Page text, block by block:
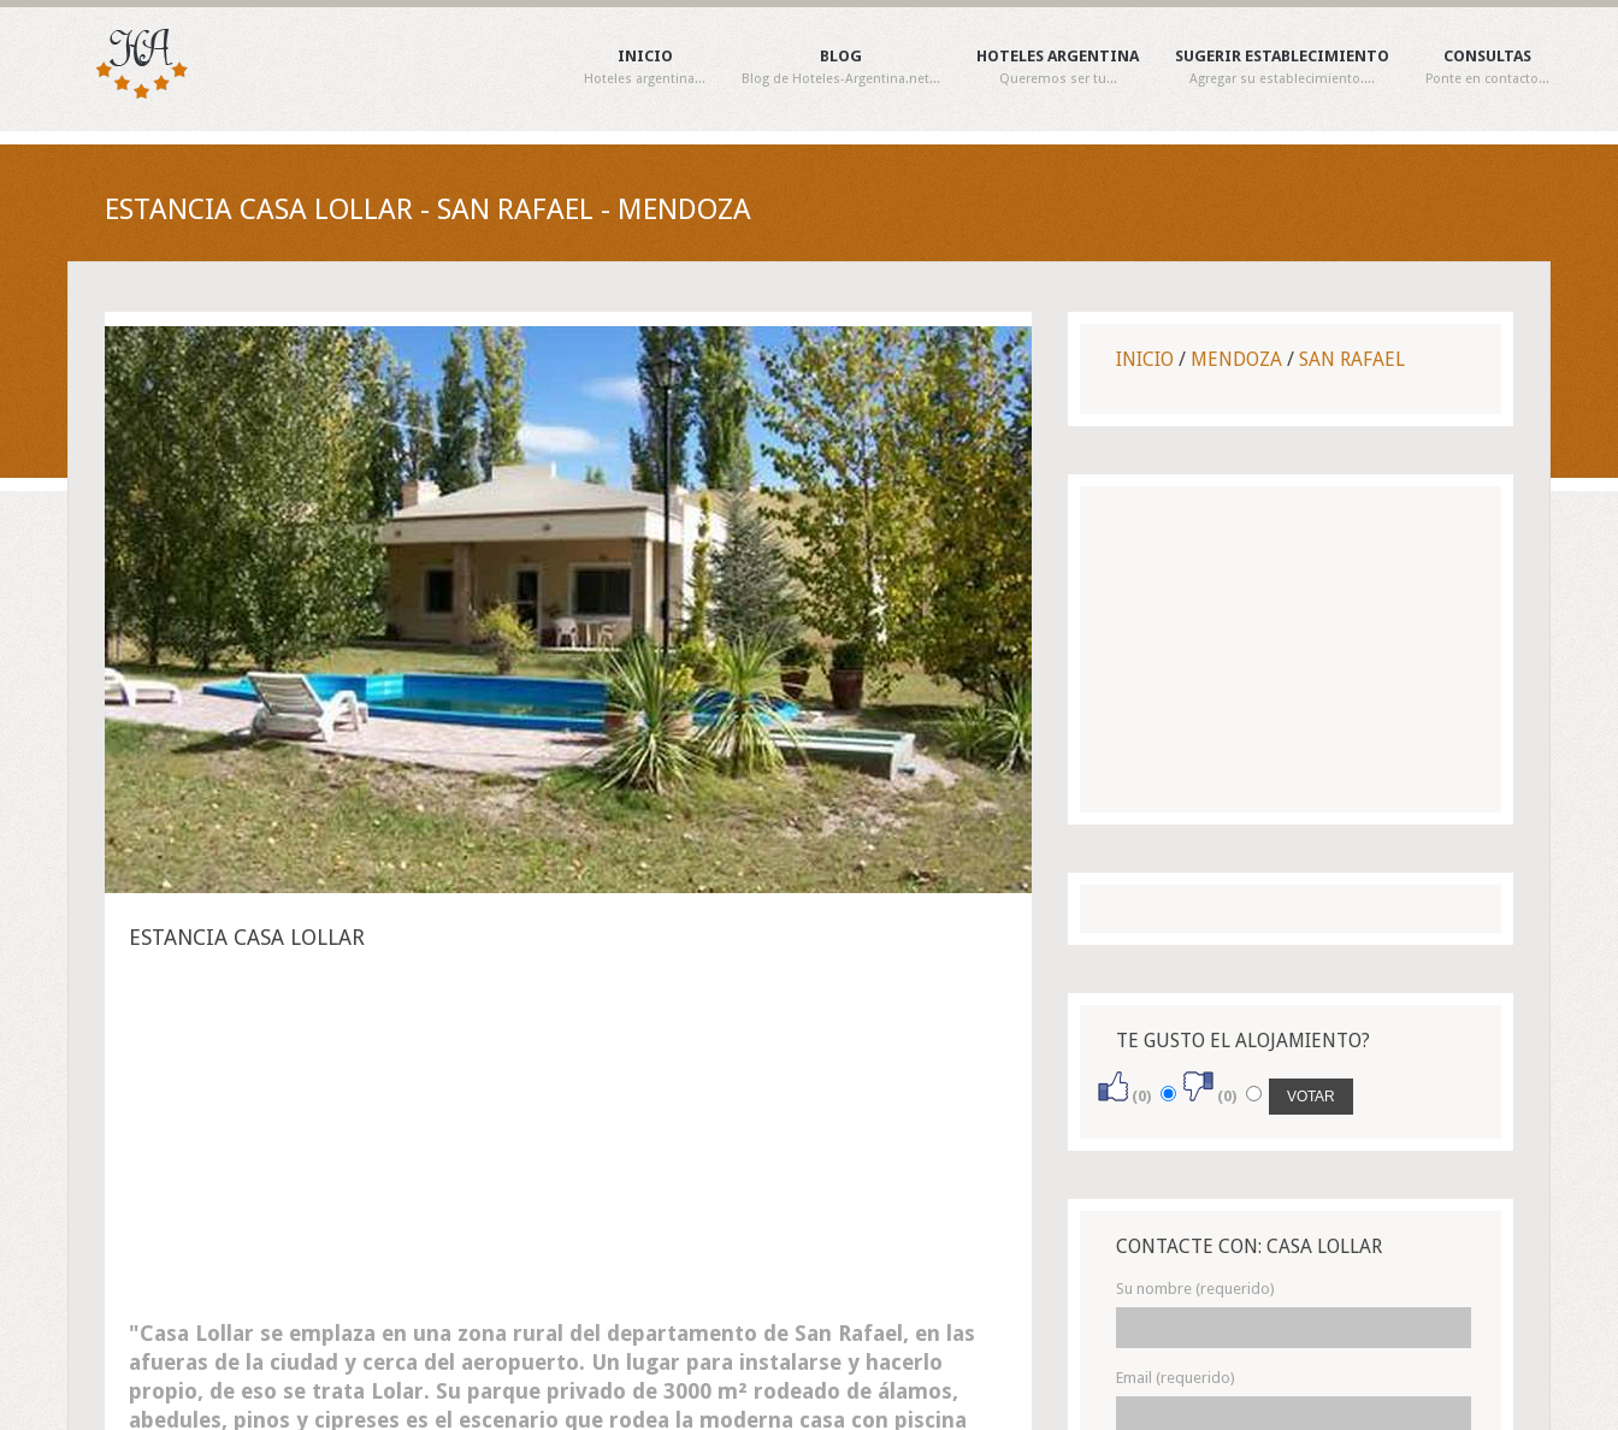
INICIO
Hoteles argentina...
BLOG
Blog de Hoteles-Argentina.net...
HOTELES ARGENTINA
Queremos ser tu...
SUGERIR ESTABLECIMIENTO
Agregar su establecimiento....
CONSULTAS
Ponte en contacto...
ESTANCIA CASA LOLLAR - SAN RAFAEL - MENDOZA
ESTANCIA CASA LOLLAR
Casa Lollar se emplaza en una zona rural del departamento de San Rafael, en las
afueras de la ciudad y cerca del aeropuerto. Un lugar para instalarse y hacerlo
propio, de eso se trata Lolar. Su parque privado de 3000 m² rodeado de álamos,
abedules, pinos y cipreses es el escenario que rodea la moderna casa con piscina
INICIO / MENDOZA / SAN RAFAEL
TE GUSTO EL ALOJAMIENTO?
(0) (0)
CONTACTE CON: CASA LOLLAR
Su nombre (requerido)
Email (requerido)